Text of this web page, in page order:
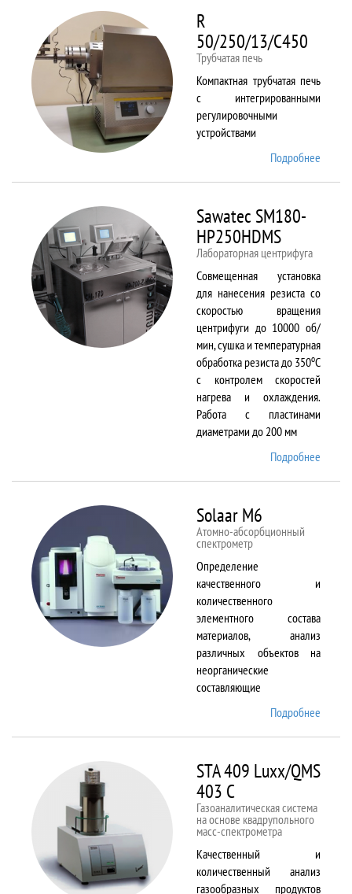
R
50/250/13/C450
Трубчатая печь
Компактная трубчатая печь
с интегрированными
регулировочными
устройствами
Подробнее
Sawatec SM180-
HP250HDMS
Лабораторная центрифуга
Совмещенная установка
для нанесения резиста со
скоростью вращения
центрифуги до 10000 об/
мин, сушка и температурная
обработка резиста до 350оС
с контролем скоростей
нагрева и охлаждения.
Работа с пластинами
диаметрами до 200 мм
Подробнее
Solaar M6
Атомно-абсорбционный
спектрометр
Определение
качественного и
количественного
элементного состава
материалов, анализ
различных объектов на
неорганические
составляющие
Подробнее
STA 409 Luxx/QMS
403 C
Газоаналитическая система
на основе квадрупольного
масс-спектрометра
Качественный и
количественный анализ
газообразных продуктов